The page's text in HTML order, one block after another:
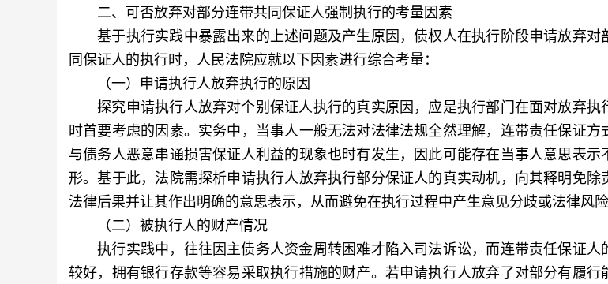
二、可否放弃对部分连带共同保证人强制执行的考量因素
基于执行实践中暴露出来的上述问题及产生原因，债权人在执行阶段申请放弃对
同保证人的执行时，人民法院应就以下因素进行综合考量：
（一）申请执行人放弃执行的原因
探究申请执行人放弃对个别保证人执行的真实原因，应是执行部门在面对放弃执
时首要考虑的因素。实务中，当事人一般无法对法律法规全然理解，连带责任保证方
与债务人恶意串通损害保证人利益的现象也时有发生，因此可能存在当事人意思表示
形。基于此，法院需探析申请执行人放弃执行部分保证人的真实动机，向其释明免除
法律后果并让其作出明确的意思表示，从而避免在执行过程中产生意见分歧或法律风险
（二）被执行人的财产情况
执行实践中，往往因主债务人资金周转困难才陷入司法诉讼，而连带责任保证人
较好，拥有银行存款等容易采取执行措施的财产。若申请执行人放弃了对部分有履行